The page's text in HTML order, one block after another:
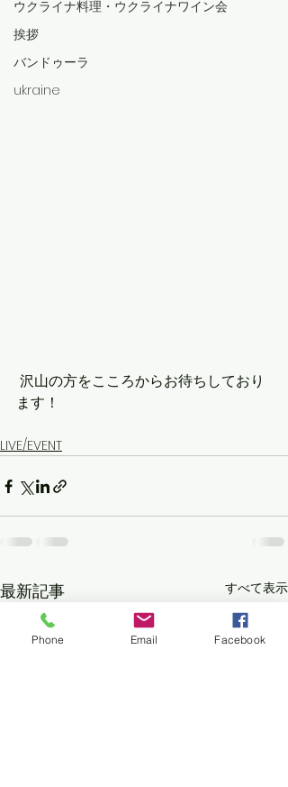
ウクライナ料理・ウクライナワイン会
挨拶
バンドゥーラ
ukraine
ます！
LIVE/EVENT
最新記事 すべて表示
Phone Email Facebook